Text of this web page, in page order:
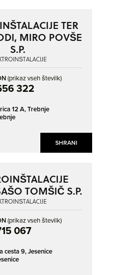
SHRANI
TER
MIRO POVŠE
S.P.
(prikaz vseh številk)
322
12 A,Trebnje
TOMŠIČ S.P.
(prikaz vseh številk)
067
cesta 9,Jesenice